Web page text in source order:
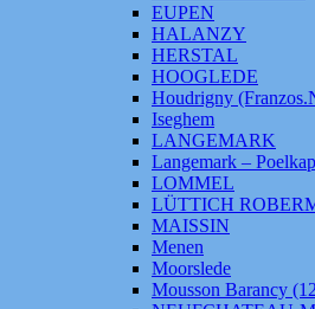
EUPEN
HALANZY
HERSTAL
HOOGLEDE
Houdrigny
Iseghem
LANGEMARK
Langemark –
LOMMEL
LÜTTICH
MAISSIN
Menen
Moorslede
Mousson Barancy